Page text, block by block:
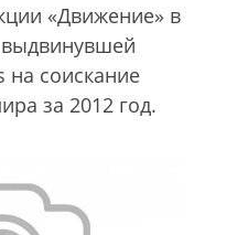
«Движение» в
на соискание
за 2012 год.